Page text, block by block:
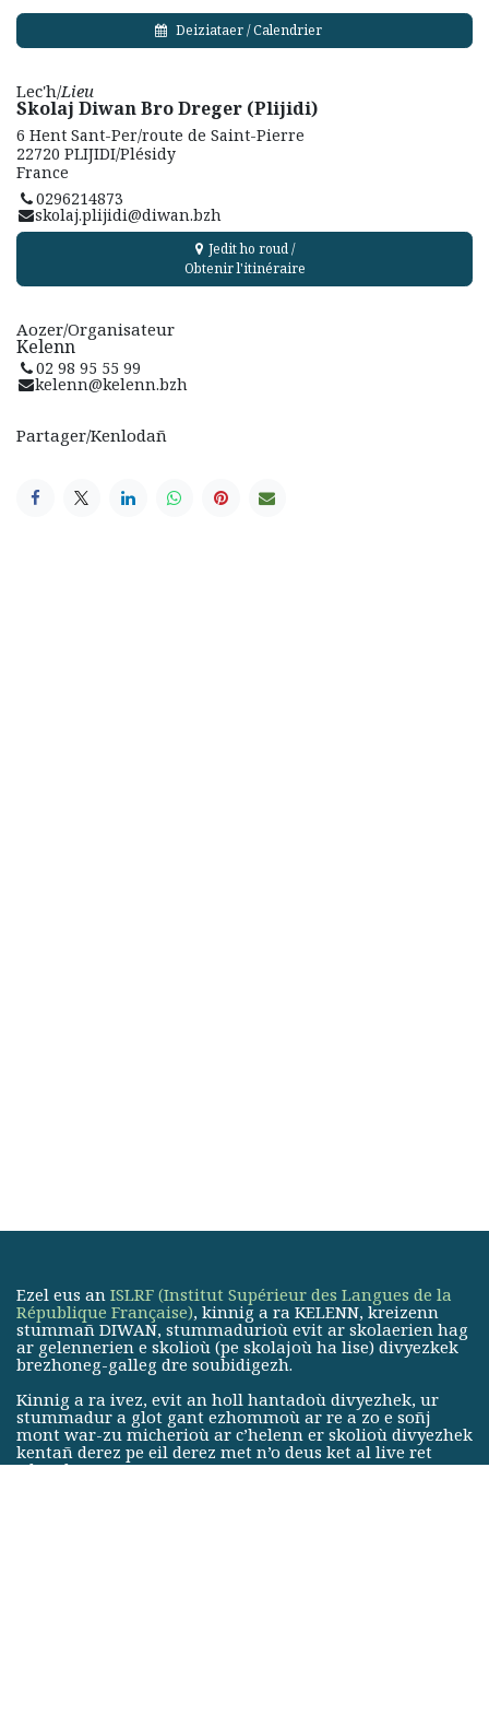
Deiziataer / Calendrier
Lec'h/Lieu
Skolaj Diwan Bro Dreger (Plijidi)
6 Hent Sant-Per/route de Saint-Pierre
22720 PLIJIDI/Plésidy
France
0296214873
skolaj.plijidi@diwan.bzh
Jedit ho roud /
Obtenir l'itinéraire
Aozer/Organisateur
Kelenn
02 98 95 55 99
kelenn@kelenn.bzh
Partager/Kenlodañ
Ezel eus an ISLRF (Institut Supérieur des Langues de la
République Française), kinnig a ra KELENN, kreizenn
stummañ DIWAN, stummadurioù evit ar skolaerien hag
ar gelennerien e skolioù (pe skolajoù ha lise) divyezkek
brezhoneg-galleg dre soubidigezh.
Kinnig a ra ivez, evit an holl hantadoù divyezhek, ur
stummadur a glot gant ezhommoù ar re a zo e soñj
mont war-zu micherioù ar c’helenn er skolioù divyezhek
kentañ derez pe eil derez met n’o deus ket al live ret
e brezhoneg.